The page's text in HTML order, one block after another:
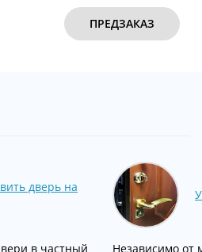
ПРЕДЗАКАЗ
дверь на
в частный
Независимо от